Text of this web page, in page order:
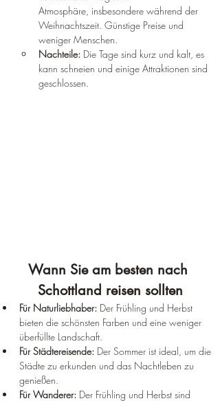
Atmosphäre, insbesondere während der
Weihnachtszeit. Günstige Preise und
weniger Menschen.
Nachteile: Die Tage sind kurz und kalt, es
kann schneien und einige Attraktionen sind
geschlossen.
Wann Sie am besten nach
Schottland reisen sollten
Für Naturliebhaber: Der Frühling und Herbst
bieten die schönsten Farben und eine weniger
überfüllte Landschaft.
Für Städtereisende: Der Sommer ist ideal, um die
Städte zu erkunden und das Nachtleben zu
genießen.
Für Wanderer: Der Frühling und Herbst sind